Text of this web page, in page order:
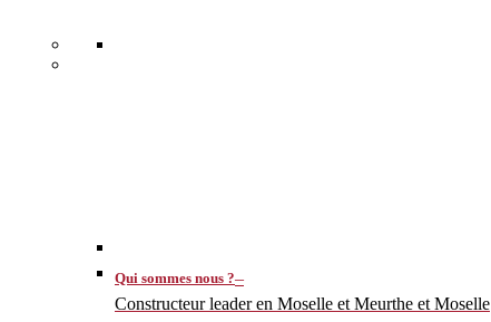
Qui sommes nous ?–
Constructeur leader en Moselle et Meurthe et Moselle